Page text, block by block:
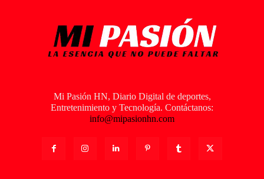
Mi Pasión HN, Diario Digital de deportes,
Entretenimiento y Tecnología. Contáctanos:
info@mipasionhn.com